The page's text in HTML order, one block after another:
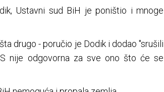
Ustavni sud BiH je poništio i mnoge
drugo - poručio je Dodik i dodao "srušili
nije odgovorna za sve ono što će se